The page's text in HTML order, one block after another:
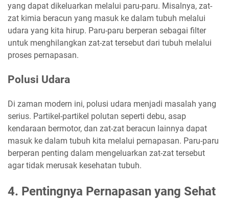
yang dapat dikeluarkan melalui paru-paru. Misalnya, zat-
zat kimia beracun yang masuk ke dalam tubuh melalui
udara yang kita hirup. Paru-paru berperan sebagai filter
untuk menghilangkan zat-zat tersebut dari tubuh melalui
proses pernapasan.
Polusi Udara
Di zaman modern ini, polusi udara menjadi masalah yang
serius. Partikel-partikel polutan seperti debu, asap
kendaraan bermotor, dan zat-zat beracun lainnya dapat
masuk ke dalam tubuh kita melalui pernapasan. Paru-paru
berperan penting dalam mengeluarkan zat-zat tersebut
agar tidak merusak kesehatan tubuh.
4. Pentingnya Pernapasan yang Sehat